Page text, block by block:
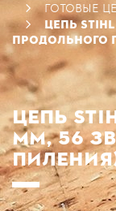
ГОТОВЫЕ
ЦЕПЬ
ПРОДОЛЬНОГО
ЦЕПЬ
ММ, 56